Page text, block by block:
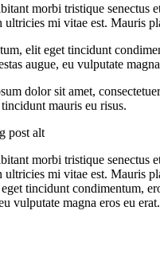
morbi tristique senectus
ultricies mi vitae est. Mauris
elit eget tincidunt
augue, eu vulputate
dolor sit amet,
mauris eu risus.
morbi tristique senectus
ultricies mi vitae est. Mauris
tincidunt condimentum,
vulputate magna eros eu